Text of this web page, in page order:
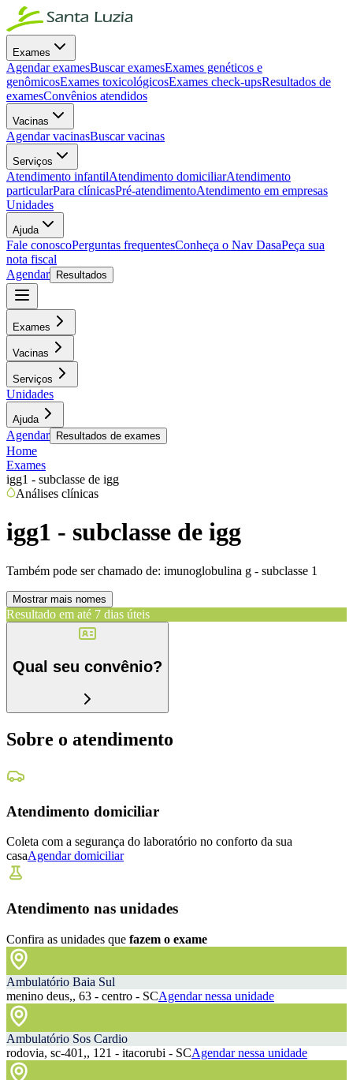
Exames
Agendar examesBuscar examesExames genéticos e
genômicosExames toxicológicosExames check-upsResultados de
examesConvênios atendidos
Vacinas
Agendar vacinasBuscar vacinas
Serviços
Atendimento infantilAtendimento domiciliarAtendimento
particularPara clínicasPré-atendimentoAtendimento em empresas
Unidades
Ajuda
Fale conoscoPerguntas frequentesConheça o Nav DasaPeça sua
nota fiscal
Agendar
Resultados
Exames
Vacinas
Serviços
Unidades
Ajuda
Agendar Resultados de exames
Home
Exames
igg1 - subclasse de igg
Análises clínicas
igg1 - subclasse de igg
Também pode ser chamado de: imunoglobulina g - subclasse 1
Mostrar mais nomes
Resultado em até 7 dias úteis
Qual seu convênio?
Sobre o atendimento
Atendimento domiciliar
Coleta com a segurança do laboratório no conforto da sua
casaAgendar domiciliar
Atendimento nas unidades
Confira as unidades que fazem o exame
Ambulatório Baia Sul
menino deus,, 63 - centro - SCAgendar nessa unidade
Ambulatório Sos Cardio
rodovia, sc-401,, 121 - itacorubi - SCAgendar nessa unidade